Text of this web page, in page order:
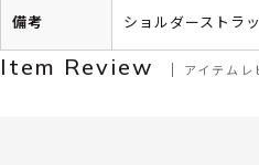
備考 ショルダーストラ
Item Review アイテムレ